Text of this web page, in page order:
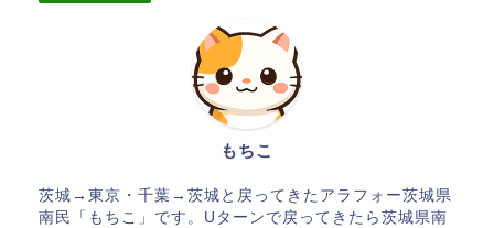
もちこ
茨城→東京・千葉→茨城と戻ってきたアラフォー茨城県
南民「もちこ」です。Uターンで戻ってきたら茨城県南